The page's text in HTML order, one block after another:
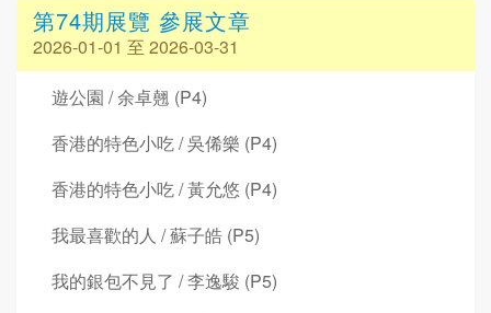
第74期展覽 參展文章
2026-01-01 至 2026-03-31
遊公園 / 余卓翹 (P4)
香港的特色小吃 / 吳俙樂 (P4)
香港的特色小吃 / 黃允悠 (P4)
我最喜歡的人 / 蘇子皓 (P5)
我的銀包不見了 / 李逸駿 (P5)